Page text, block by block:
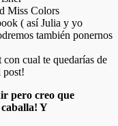
Miss Colors
( así Julia y yo
también ponernos
con cual te quedarías de
post!
pero creo que
Y